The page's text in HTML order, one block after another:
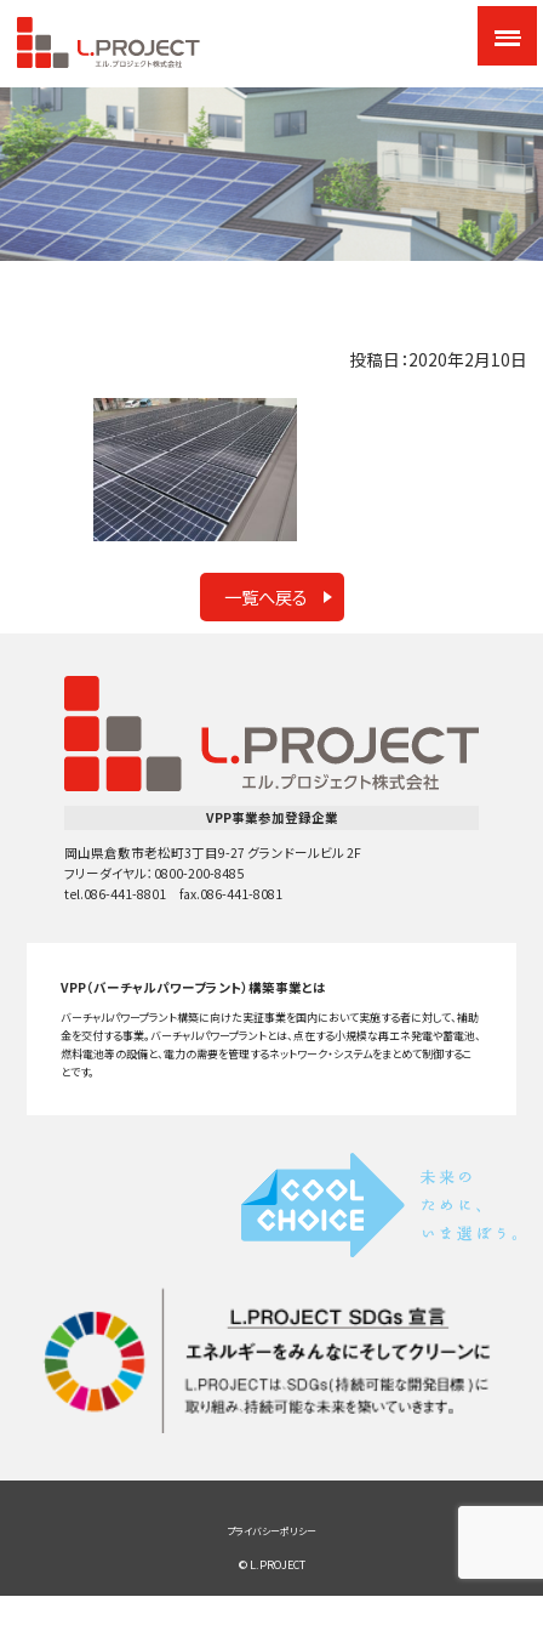
投稿日：2020年2月10日
一覧へ戻る
VPP事業参加登録企業
岡山県倉敷市老松町3丁目9-27 グランドールビル 2F
フリーダイヤル：0800-200-8485
tel.086-441-8801 fax.086-441-8081
VPP（バーチャルパワープラント）構築事業とは
バーチャルパワープラント構築に向けた実証事業を国内において実施する者に対して、補助
金を交付する事業。バーチャルパワープラントとは、点在する小規模な再エネ発電や蓄電池、
燃料電池等の設備と、電力の需要を管理するネットワーク・システムをまとめて制御するこ
とです。
プライバシーポリシー
© L.PROJECT